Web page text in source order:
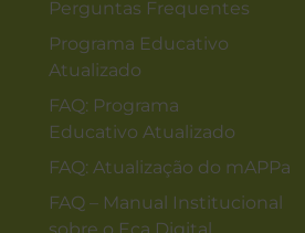
Perguntas Frequentes
Programa Educativo
Atualizado
FAQ: Programa
Educativo Atualizado
FAQ: Atualização do mAPPa
FAQ – Manual Institucional